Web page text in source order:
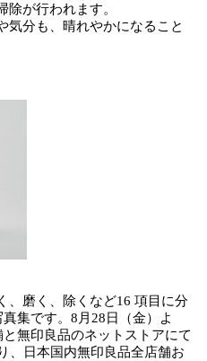
が行われます。
気分も、晴れやかになること
磨く、除くなど16 項目に分
集です。8月28日（金）よ
無印良品のネットストアにて
、日本国内無印良品全店舗お